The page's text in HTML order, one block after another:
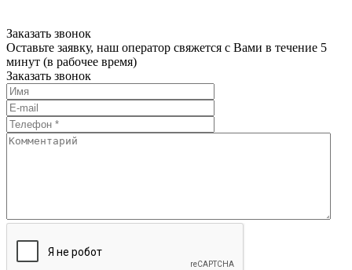
Заказать звонок
Оставьте заявку, наш оператор свяжется с Вами в течение 5
минут (в рабочее время)
Заказать звонок